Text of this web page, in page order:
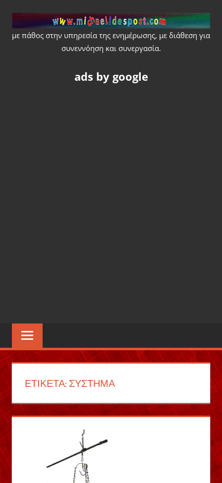
content
με πάθος στην υπηρεσία της ενημέρωσης, με διάθεση για
συνεννόηση και συνεργασία.
ads by google
ΕΤΙΚΈΤΑ:ΣΎΣΤΗΜΑ